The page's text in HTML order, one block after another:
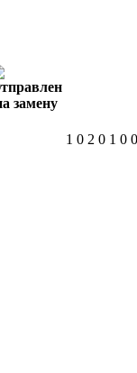
1 0 2 0 1 0 0